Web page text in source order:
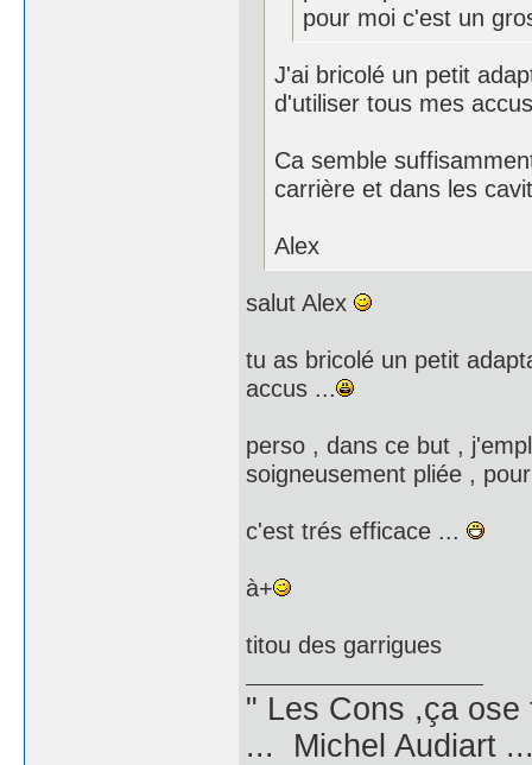
pour moi c'est un
J'ai bricolé un petit
d'utiliser tous mes
Ca semble
carrière et dans les
Alex
salut Alex
tu as bricolé un petit
accus ...
perso , dans ce but ,
soigneusement pliée ,
c'est trés efficace ...
à+
titou des garrigues
" Les Cons ,ça
... Michel Audiart